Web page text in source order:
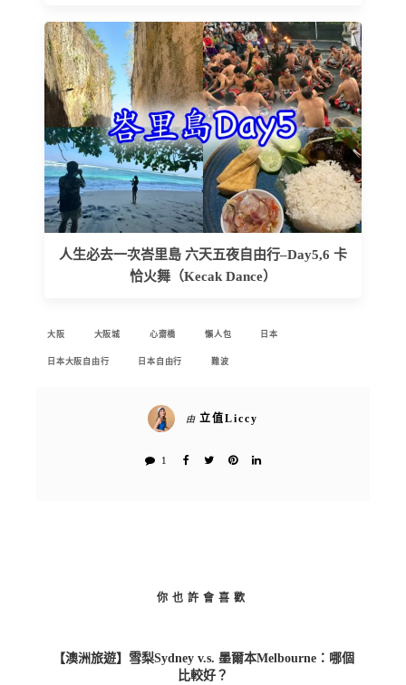
人生必去一次峇里島 六天五夜自由行–Day5,6 卡
恰火舞（Kecak Dance）
大阪 大阪城 心齋橋 懶人包 日本
日本大阪自由行 日本自由行 難波
由 立值Liccy
1
你也許會喜歡
【澳洲旅遊】雪梨Sydney v.s. 墨爾本Melbourne：哪個
比較好？